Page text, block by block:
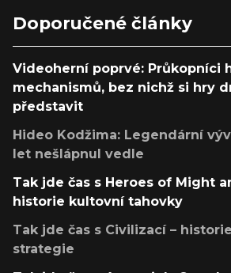
Doporučené články
Videoherní poprvé: Průkopníci
mechanismů, bez nichž si hry
představit
Hideo Kodžima: Legendární
let nešlápnul vedle
Tak jde čas s Heroes of Might
historie kultovní tahovky
Tak jde čas s Civilizací –
strategie